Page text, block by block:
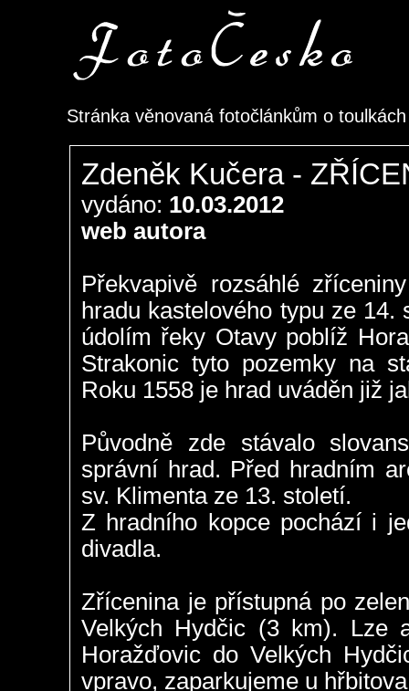
Stránka věnovaná fotočlánkům o
Zdeněk Kučera -
vydáno: 10.03.2012
web autora
Překvapivě rozsáhlé
hradu kastelového typu ze
údolím řeky Otavy poblíž
Strakonic tyto pozemky na
Roku 1558 je hrad uváděn již
Původně zde stávalo
správní hrad. Před hradním
sv. Klimenta ze 13. století.
Z hradního kopce pochází i
divadla.
Zřícenina je přístupná po
Velkých Hydčic (3 km).
Horažďovic do Velkých
vpravo, zaparkujeme u